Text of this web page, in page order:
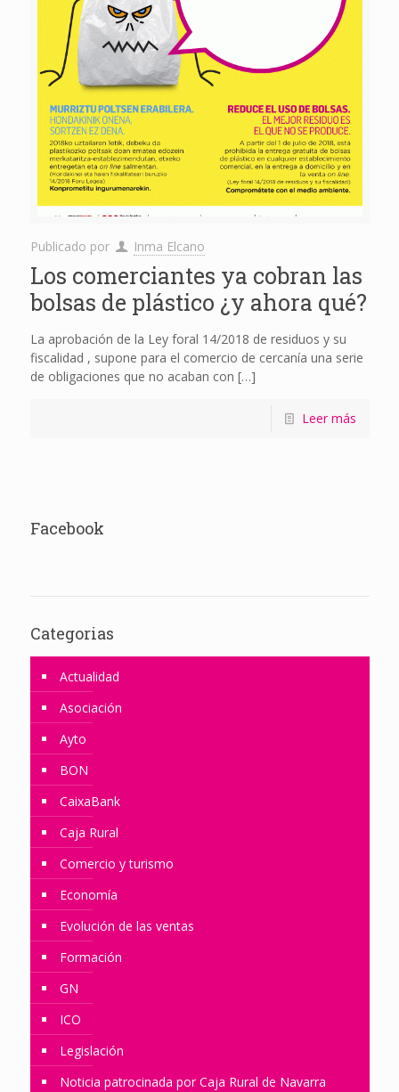
Publicado por Inma Elcano
Los comerciantes ya cobran las
bolsas de plástico ¿y ahora qué?
La aprobación de la Ley foral 14/2018 de residuos y su
fiscalidad , supone para el comercio de cercanía una serie
de obligaciones que no acaban con […]
Leer más
Facebook
Categorias
Actualidad
Asociación
Ayto
BON
CaixaBank
Caja Rural
Comercio y turismo
Economía
Evolución de las ventas
Formación
GN
ICO
Legislación
Noticia patrocinada por Caja Rural de Navarra